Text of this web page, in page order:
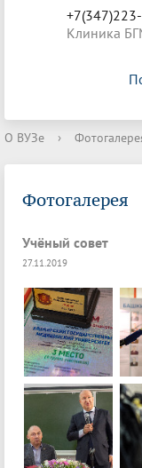
Клиника
О ВУЗе ›
Фотогалерея
Учёный совет
27.11.2019